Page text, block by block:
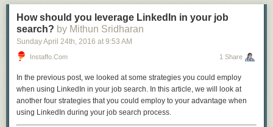
Werfen Sie nicht unzählige Schlagworte in den Raum. Zeigen Sie
stattdessen Ihre Stärken an konkreten Beispielen aus Ihrem Werdegang
auf und belegen Sie diese mit der entsprechenden Erfahrung, die Sie
bereits gesammelt haben.
Schwächen zugeben, aber in Maßen
“Ich bin ein Perfektionist.”
“Ich bin ungeduldig.”
“Ich arbeite zu viel.”
How should you leverage LinkedIn in your job
search? by Mithun Sridharan
Sunday April 24th, 2016 at 9:53 AM
Instaffo.com 1 Share
In the previous post, we looked at some strategies you could employ
when using LinkedIn in your job search. In this article, we will look at
another four strategies that you could employ to your advantage when
using LinkedIn during your job search process.